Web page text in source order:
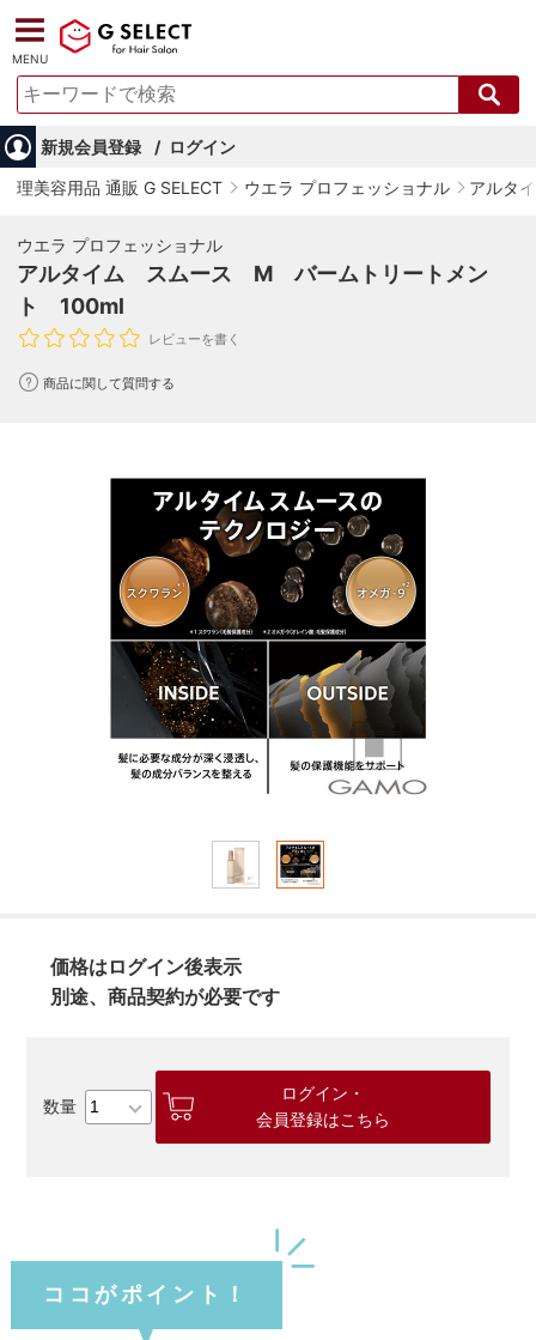
MENU
新規会員登録
ログイン
理美容用品 通販 G SELECT
ウエラ プロフェッショナル アルタ
ウエラ プロフェッショナル
アルタイム スムース M バームトリートメン
ト 100ml
レビューを書く
商品に関して質問する
価格はログイン後表示
別途、商品契約が必要です
ログイン・
会員登録はこちら
ココがポイント！